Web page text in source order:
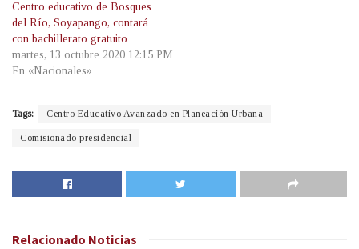
Centro educativo de Bosques
del Río, Soyapango, contará
con bachillerato gratuito
martes, 13 octubre 2020 12:15 PM
En «Nacionales»
Tags: Centro Educativo Avanzado en Planeación Urbana
Comisionado presidencial
Relacionado Noticias